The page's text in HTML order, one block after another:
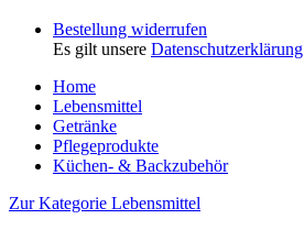
Bestellung widerrufen
Es gilt unsere Datenschutzerklärung
Home
Lebensmittel
Getränke
Pflegeprodukte
Küchen- & Backzubehör
Zur Kategorie Lebensmittel